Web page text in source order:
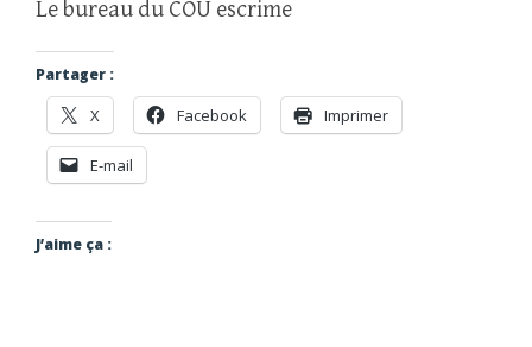
Le bureau du COU escrime
Partager :
X Facebook Imprimer
E-mail
J’aime ça :